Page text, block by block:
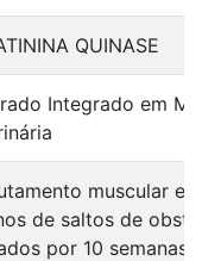
QUINASE
Integrado em
muscular em
de saltos de
por 10 semanas